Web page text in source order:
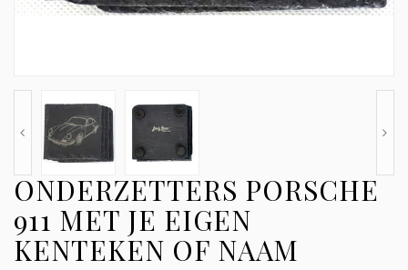
ONDERZETTERS PORSCHE
911 MET JE EIGEN
KENTEKEN OF NAAM